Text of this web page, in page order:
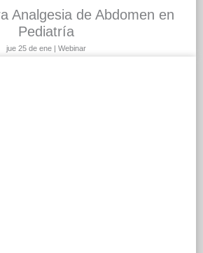
Analgesia de Abdomen en
Pediatría
jue 25 de ene | Webinar